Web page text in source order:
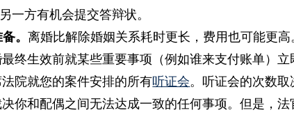
一方有机会提交答辩状。
备。离婚比解除婚姻关系耗时更长，费用也可能更
终生效前就某些重要事项（例如谁来支付账单）
院就您的案件安排的所有听证会。听证会的次数取
你和配偶之间无法达成一致的任何事项。但是，法